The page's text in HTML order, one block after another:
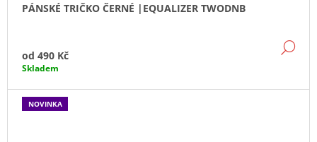
PÁNSKÉ TRIČKO ČERNÉ |EQUALIZER TWODNB
od 490 Kč
Skladem
NOVINKA